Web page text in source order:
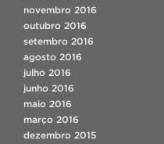
novembro 2016
outubro 2016
setembro 2016
agosto 2016
julho 2016
junho 2016
maio 2016
março 2016
dezembro 2015